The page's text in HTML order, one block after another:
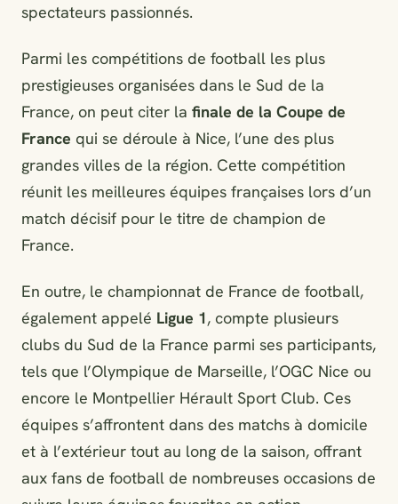
spectateurs passionnés.
Parmi les compétitions de football les plus
prestigieuses organisées dans le Sud de la
France, on peut citer la finale de la Coupe de
France qui se déroule à Nice, l’une des plus
grandes villes de la région. Cette compétition
réunit les meilleures équipes françaises lors d’un
match décisif pour le titre de champion de
France.
En outre, le championnat de France de football,
également appelé Ligue 1, compte plusieurs
clubs du Sud de la France parmi ses participants,
tels que l’Olympique de Marseille, l’OGC Nice ou
encore le Montpellier Hérault Sport Club. Ces
équipes s’affrontent dans des matchs à domicile
et à l’extérieur tout au long de la saison, offrant
aux fans de football de nombreuses occasions de